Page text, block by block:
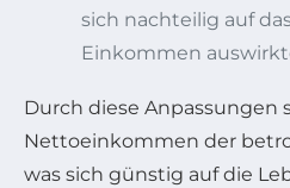
sich nachteilig auf
Einkommen
Durch diese Anpassungen
Nettoeinkommen der
was sich günstig auf die